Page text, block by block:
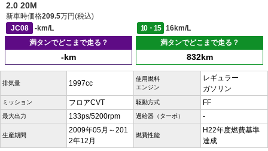
2.0 20M
新車時価格209.5万円(税込)
JC08
-km/L 10・15
16km/L
満タンでどこまで走る？
-km
満タンでどこまで走る？
832km
排気量 1997cc
使用燃料
エンジン
レギュラー
ガソリン
ミッション フロアCVT 駆動方式 FF
最大出力 133ps/5200rpm 過給器（ターボ） -
生産期間
2009年05月～201
2年12月
燃費性能
H22年度燃費基準
達成